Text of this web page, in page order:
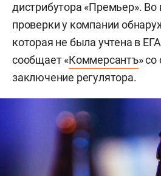
дистрибутора «Премьер».
проверки у компании
которая не была учтена в
сообщает «Коммерсантъ» со
заключение регулятора.